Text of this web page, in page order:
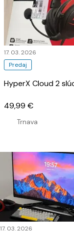
Predaj
17. 03. 2026
HyperX Cloud 2
Trnava
49,99 €
17. 03. 2026